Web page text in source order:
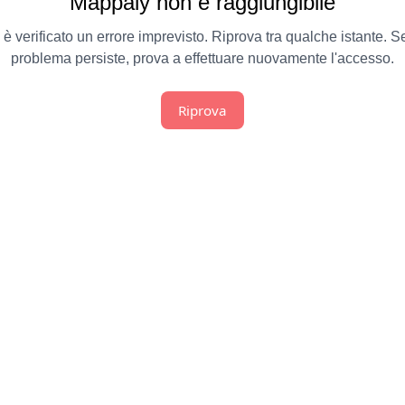
è verificato un errore imprevisto. Riprova tra qualche istante.
problema persiste, prova a effettuare nuovamente l'accesso.
Riprova